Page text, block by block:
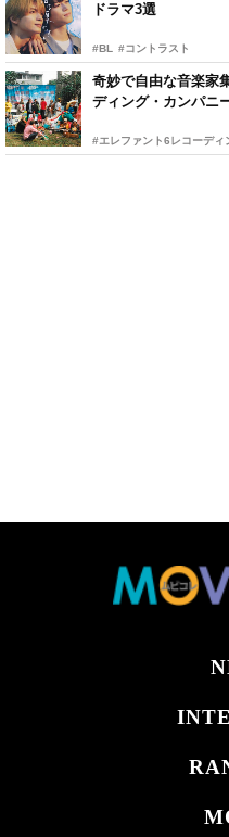
ドラマ3選
#BL #コントラスト
奇妙で自由な音楽家
ディング・カンパニ
#エレファント6レコーディ